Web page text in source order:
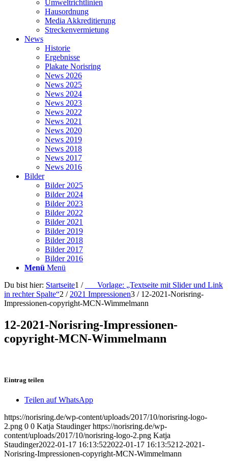
Umweltrichtlinien
Hausordnung
Media Akkreditierung
Streckenvermietung
News
Historie
Ergebnisse
Plakate Norisring
News 2026
News 2025
News 2024
News 2023
News 2022
News 2021
News 2020
News 2019
News 2018
News 2017
News 2016
Bilder
Bilder 2025
Bilder 2024
Bilder 2023
Bilder 2022
Bilder 2021
Bilder 2019
Bilder 2018
Bilder 2017
Bilder 2016
Menü Menü
Du bist hier: Startseite1 /
___Vorlage: „Textseite mit Slider und Link
in rechter Spalte“2 / 2021 Impressionen3 / 12-2021-Norisring-
Impressionen-copyright-MCN-Wimmelmann
12-2021-Norisring-Impressionen-
copyright-MCN-Wimmelmann
Eintrag teilen
Teilen auf WhatsApp
https://norisring.de/wp-content/uploads/2017/10/norisring-logo-
2.png 0 0 Katja Staudinger https://norisring.de/wp-
content/uploads/2017/10/norisring-logo-2.png Katja
Staudinger2022-01-17 16:13:522022-01-17 16:13:5212-2021-
Norisring-Impressionen-copyright-MCN-Wimmelmann